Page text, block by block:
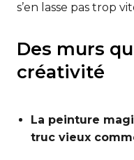
s’en lasse pas trop
Des murs
créativité
La peinture
truc vieux